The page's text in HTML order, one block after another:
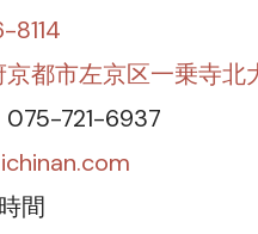
8114
都市左京区一乗寺北
075-721-6937
間